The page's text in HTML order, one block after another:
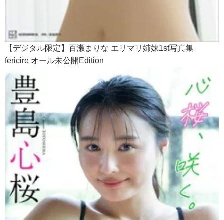
【デジタル限定】百瀬まりな エリマリ姉妹1st写真集
fericire オール未公開Edition